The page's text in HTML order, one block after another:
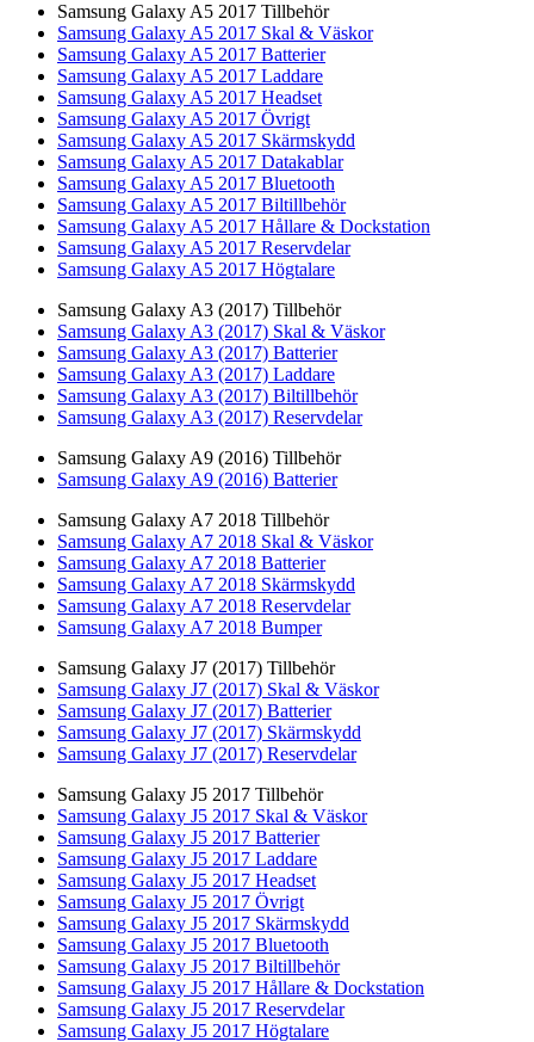
Samsung Galaxy A5 2017 Tillbehör
Samsung Galaxy A5 2017 Skal & Väskor
Samsung Galaxy A5 2017 Batterier
Samsung Galaxy A5 2017 Laddare
Samsung Galaxy A5 2017 Headset
Samsung Galaxy A5 2017 Övrigt
Samsung Galaxy A5 2017 Skärmskydd
Samsung Galaxy A5 2017 Datakablar
Samsung Galaxy A5 2017 Bluetooth
Samsung Galaxy A5 2017 Biltillbehör
Samsung Galaxy A5 2017 Hållare & Dockstation
Samsung Galaxy A5 2017 Reservdelar
Samsung Galaxy A5 2017 Högtalare
Samsung Galaxy A3 (2017) Tillbehör
Samsung Galaxy A3 (2017) Skal & Väskor
Samsung Galaxy A3 (2017) Batterier
Samsung Galaxy A3 (2017) Laddare
Samsung Galaxy A3 (2017) Biltillbehör
Samsung Galaxy A3 (2017) Reservdelar
Samsung Galaxy A9 (2016) Tillbehör
Samsung Galaxy A9 (2016) Batterier
Samsung Galaxy A7 2018 Tillbehör
Samsung Galaxy A7 2018 Skal & Väskor
Samsung Galaxy A7 2018 Batterier
Samsung Galaxy A7 2018 Skärmskydd
Samsung Galaxy A7 2018 Reservdelar
Samsung Galaxy A7 2018 Bumper
Samsung Galaxy J7 (2017) Tillbehör
Samsung Galaxy J7 (2017) Skal & Väskor
Samsung Galaxy J7 (2017) Batterier
Samsung Galaxy J7 (2017) Skärmskydd
Samsung Galaxy J7 (2017) Reservdelar
Samsung Galaxy J5 2017 Tillbehör
Samsung Galaxy J5 2017 Skal & Väskor
Samsung Galaxy J5 2017 Batterier
Samsung Galaxy J5 2017 Laddare
Samsung Galaxy J5 2017 Headset
Samsung Galaxy J5 2017 Övrigt
Samsung Galaxy J5 2017 Skärmskydd
Samsung Galaxy J5 2017 Bluetooth
Samsung Galaxy J5 2017 Biltillbehör
Samsung Galaxy J5 2017 Hållare & Dockstation
Samsung Galaxy J5 2017 Reservdelar
Samsung Galaxy J5 2017 Högtalare